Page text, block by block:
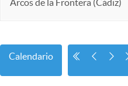
Arcos de la Frontera (Cádiz)
Calendario